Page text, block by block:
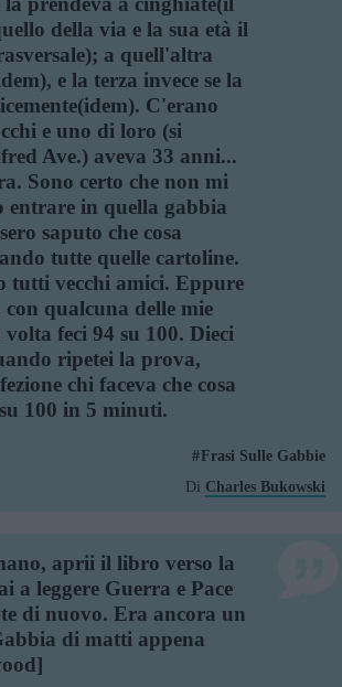
della via e la sua età il
a quell'altra
e la terza invece se la
C'erano
e uno di loro (si
Ave.) aveva 33 anni...
Sono certo che non mi
entrare in quella gabbia
saputo che cosa
tutte quelle cartoline.
tutti vecchi amici. Eppure
con qualcuna delle mie
feci 94 su 100. Dieci
ripetei la prova,
chi faceva che cosa
100 in 5 minuti.
Frasi Sulle Gabbie
Di Charles Bukowski
aprii il libro verso la
a leggere Guerra e Pace
di nuovo. Era ancora un
di matti appena